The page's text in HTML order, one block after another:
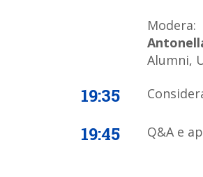
Modera:
Alumni,
19:35
19:45 Q&A e